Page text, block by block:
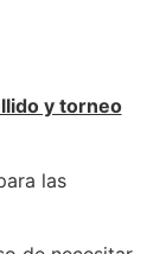
y torneo
las